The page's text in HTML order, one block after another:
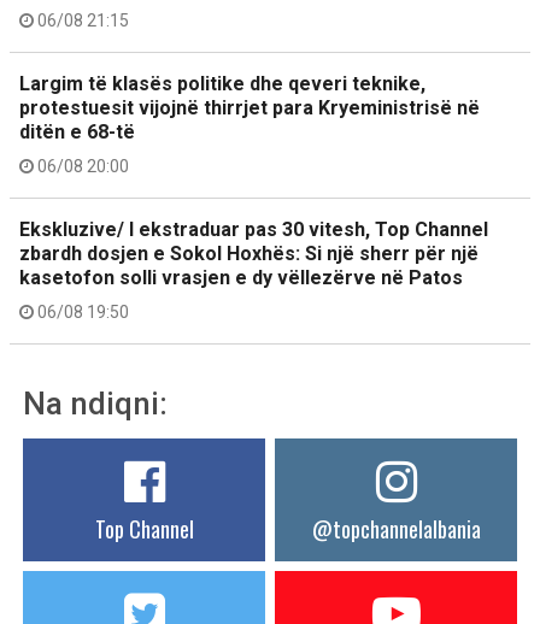
06/08 21:15
Largim të klasës politike dhe qeveri teknike,
protestuesit vijojnë thirrjet para Kryeministrisë në
ditën e 68-të
06/08 20:00
Ekskluzive/ I ekstraduar pas 30 vitesh, Top Channel
zbardh dosjen e Sokol Hoxhës: Si një sherr për një
kasetofon solli vrasjen e dy vëllezërve në Patos
06/08 19:50
Na ndiqni:
Top Channel @topchannelalbania